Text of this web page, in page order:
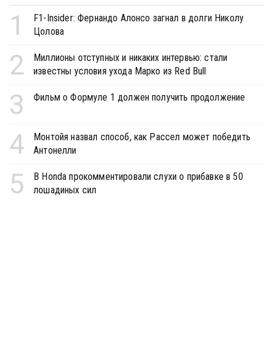
1
F1-Insider: Фернандо Алонсо загнал в долги Николу
Цолова
2
Миллионы отступных и никаких интервью: стали
известны условия ухода Марко из Red Bull
3 Фильм о Формуле 1 должен получить продолжение
4
Монтойя назвал способ, как Рассел может победить
Антонелли
5
В Honda прокомментировали слухи о прибавке в 50
лошадиных сил